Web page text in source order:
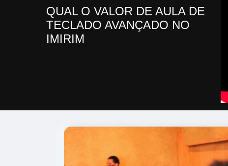
QUAL O VALOR DE AULA DE
TECLADO AVANÇADO NO
IMIRIM